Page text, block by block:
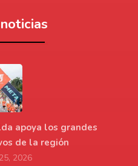
apoya los grandes
de la región
2026